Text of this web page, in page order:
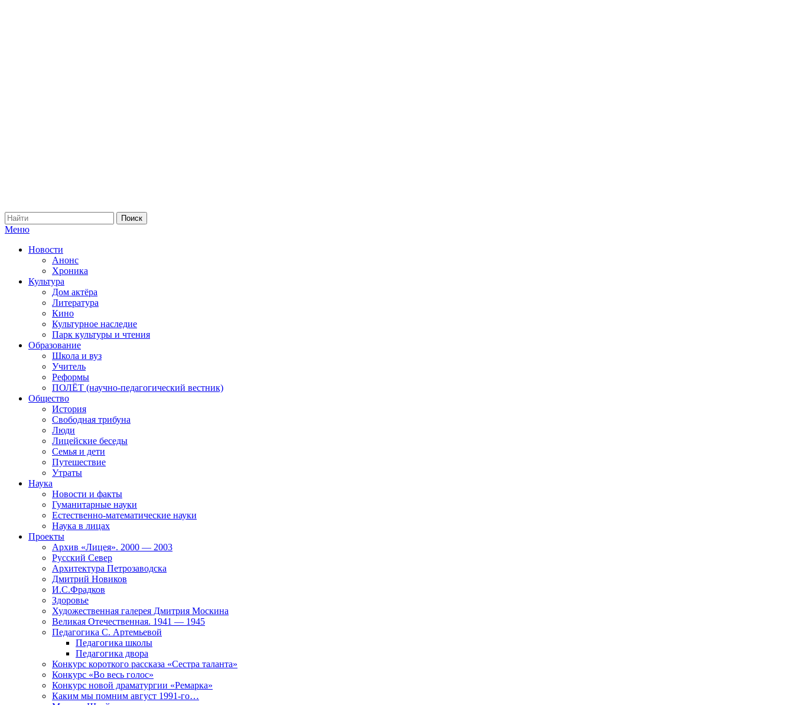
Меню
Новости
Анонс
Хроника
Культура
Дом актёра
Литература
Кино
Культурное наследие
Парк культуры и чтения
Образование
Школа и вуз
Учитель
Реформы
ПОЛЁТ (научно-педагогический вестник)
Общество
История
Свободная трибуна
Люди
Лицейские беседы
Семья и дети
Путешествие
Утраты
Наука
Новости и факты
Гуманитарные науки
Естественно-математические науки
Наука в лицах
Проекты
Архив «Лицея». 2000 — 2003
Русский Север
Архитектура Петрозаводска
Дмитрий Новиков
И.С.Фрадков
Здоровье
Художественная галерея Дмитрия Москина
Великая Отечественная. 1941 — 1945
Педагогика С. Артемьевой
Педагогика школы
Педагогика двора
Конкурс короткого рассказа «Сестра таланта»
Конкурс «Во весь голос»
Конкурс новой драматургии «Ремарка»
Каким мы помним август 1991-го…